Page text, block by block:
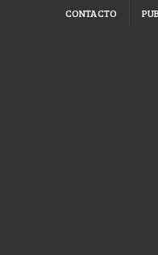
CONTACTO